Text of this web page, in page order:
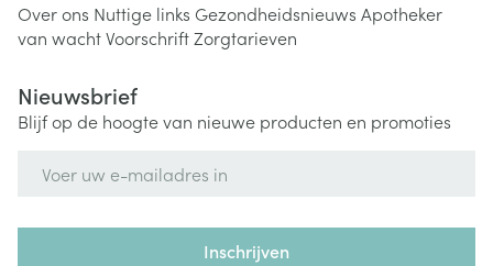
Over ons Nuttige links Gezondheidsnieuws Apotheker
van wachtVoorschriftZorgtarieven
Nieuwsbrief
Blijf op de hoogte van nieuwe producten en promoties
Inschrijven